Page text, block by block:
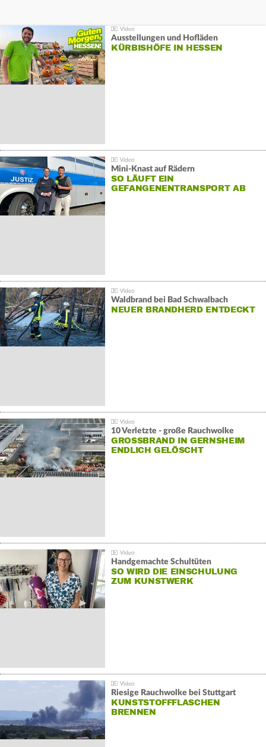
Ausstellungen und Hofläden
KÜRBISHÖFE IN HESSEN
Mini-Knast auf Rädern
SO LÄUFT EIN
GEFANGENENTRANSPORT AB
Waldbrand bei Bad Schwalbach
NEUER BRANDHERD ENTDECKT
10 Verletzte - große Rauchwolke
GROSSBRAND IN GERNSHEIM E
NDLICH GELÖSCHT
Handgemachte Schultüten
SO WIRD DIE EINSCHULUNG
ZUM KUNSTWERK
Riesige Rauchwolke bei Stuttgart
KUNSTSTOFFFLASCHEN
BRENNEN